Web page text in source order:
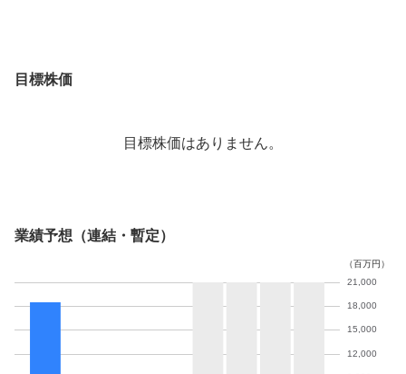
目標株価
目標株価はありません。
業績予想（連結・暫定）